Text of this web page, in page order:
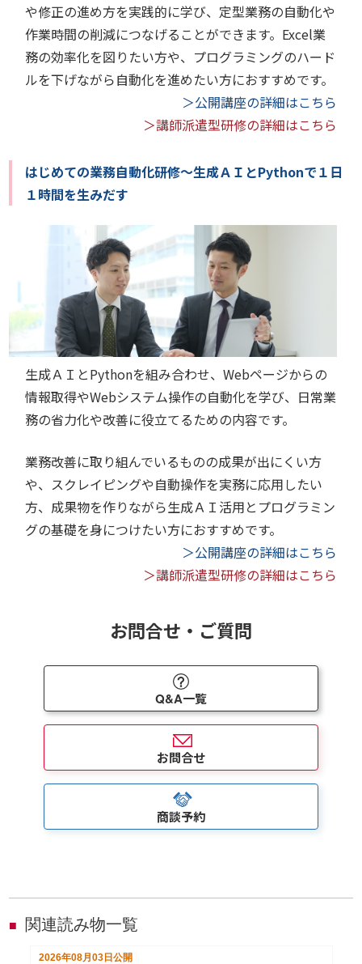
や修正の進め方を実践的に学び、定型業務の自動化や
作業時間の削減につなげることができます。Excel業
務の効率化を図りたい方や、プログラミングのハード
ルを下げながら自動化を進めたい方におすすめです。
＞公開講座の詳細はこちら
＞講師派遣型研修の詳細はこちら
はじめての業務自動化研修～生成ＡＩとPythonで１日
１時間を生みだす
生成ＡＩとPythonを組み合わせ、Webページからの
情報取得やWebシステム操作の自動化を学び、日常業
務の省力化や改善に役立てるための内容です。
業務改善に取り組んでいるものの成果が出にくい方
や、スクレイピングや自動操作を実務に応用したい
方、成果物を作りながら生成ＡＩ活用とプログラミン
グの基礎を身につけたい方におすすめです。
＞公開講座の詳細はこちら
＞講師派遣型研修の詳細はこちら
お問合せ・ご質問
Q&A一覧
お問合せ
商談予約
■ 関連読み物一覧
2026年08月03日公開